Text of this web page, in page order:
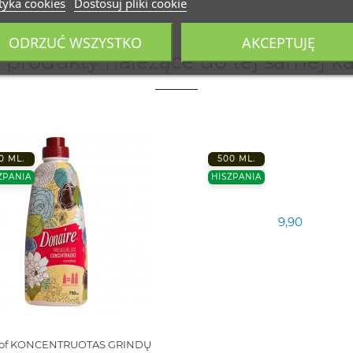
produkty należące do tej samej
ML.
KONCENTRUOTAS GRINDŲ
500 ML.
HISZPANIA
9,90
ODRZUĆ WSZYSTKO AKCEPTUJĘ